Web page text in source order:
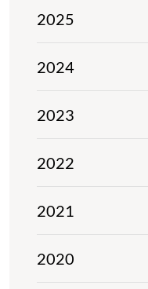
2025
2024
2023
2022
2021
2020